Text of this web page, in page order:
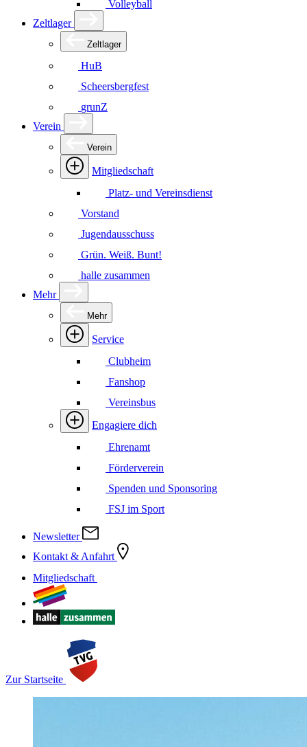
Volleyball
Zeltlager
Zeltlager
HuB
Scheersbergfest
grunZ
Verein
Verein
Mitgliedschaft
Platz- und Vereinsdienst
Vorstand
Jugendausschuss
Grün. Weiß. Bunt!
halle zusammen
Mehr
Mehr
Service
Clubheim
Fanshop
Vereinsbus
Engagiere dich
Ehrenamt
Förderverein
Spenden und Sponsoring
FSJ im Sport
Newsletter
Kontakt & Anfahrt
Mitgliedschaft
Zur Startseite